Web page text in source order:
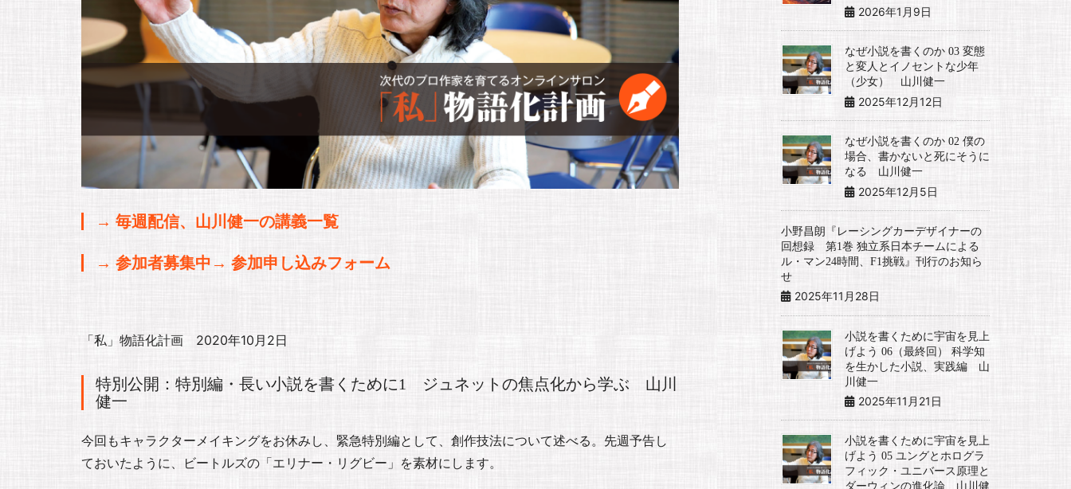
→ 毎週配信、山川健一の講義一覧
→ 参加者募集中→ 参加申し込みフォーム
「私」物語化計画 2020年10月2日
特別公開：特別編・長い小説を書くために1 ジュネットの焦点化から学ぶ 山川
健一
今回もキャラクターメイキングをお休みし、緊急特別編として、創作技法について述べる。先週予告し
ておいたように、ビートルズの「エリナー・リグビー」を素材にします。
2026年1月9日
なぜ小説を書くのか 03 変態
と変人とイノセントな少年
（少女） 山川健一
2025年12月12日
なぜ小説を書くのか 02 僕の
場合、書かないと死にそうに
なる 山川健一
2025年12月5日
小野昌朗『レーシングカーデザイナーの
回想録 第1巻 独立系日本チームによる
ル・マン24時間、F1挑戦』刊行のお知ら
せ
2025年11月28日
小説を書くために宇宙を見上
げよう 06（最終回） 科学知
を生かした小説、実践編 山
川健一
2025年11月21日
小説を書くために宇宙を見上
げよう 05 ユングとホログラ
フィック・ユニバース原理と
ダーウィンの進化論 山川健